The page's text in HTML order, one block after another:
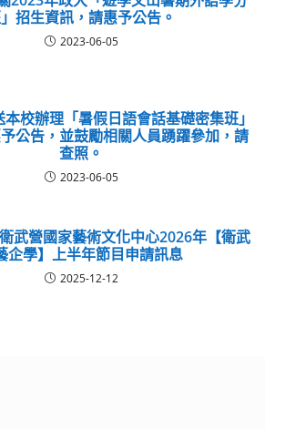
招生資訊，請惠予公告。
2023-06-05
校辦理「暑假日語會話基礎密集班」
公告，並鼓勵相關人員踴躍參加，請
查照。
2023-06-05
衛武營國家藝術文化中心2026年【衛武
企學】上半年節目申請訊息
2025-12-12